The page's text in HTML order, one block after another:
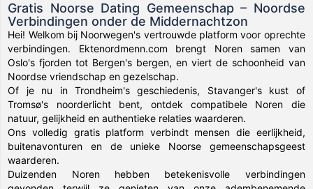
Gratis Noorse Dating Gemeenschap – Noordse
Verbindingen onder de Middernachtzon
Hei! Welkom bij Noorwegen's vertrouwde platform voor oprechte
verbindingen. Ektenordmenn.com brengt Noren samen van
Oslo's fjorden tot Bergen's bergen, en viert de schoonheid van
Noordse vriendschap en gezelschap.
Of je nu in Trondheim's geschiedenis, Stavanger's kust of
Tromsø's noorderlicht bent, ontdek compatibele Noren die
natuur, gelijkheid en authentieke relaties waarderen.
Ons volledig gratis platform verbindt mensen die eerlijkheid,
buitenavonturen en de unieke Noorse gemeenschapsgeest
waarderen.
Duizenden Noren hebben betekenisvolle verbindingen